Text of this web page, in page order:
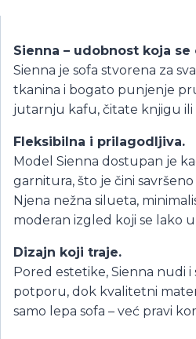
Sienna – udobnost koja se
Sienna je sofa stvorena za
tkanina i bogato punjenje
jutarnju kafu, čitate knjigu
Fleksibilna i prilagodljiva.
Model Sienna dostupan je
garnitura, što je čini
Njena nežna silueta,
moderan izgled koji se lako
Dizajn koji traje.
Pored estetike, Sienna nudi
potporu, dok kvalitetni
samo lepa sofa – već pravi